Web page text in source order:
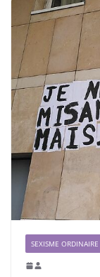
SEXISME ORDINAIRE